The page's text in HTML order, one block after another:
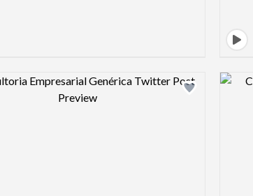
Design preview image